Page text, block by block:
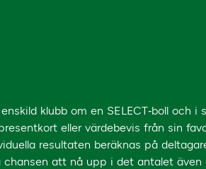
klubb om en SELECT‐boll och i
eller värdebevis från sin
resultaten beräknas på
att nå upp i det antalet